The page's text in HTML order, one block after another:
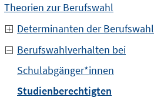
Theorien zur Berufswahl
Determinanten der Berufswahl
Berufswahlverhalten bei
Schulabgänger*innen
Studienberechtigten